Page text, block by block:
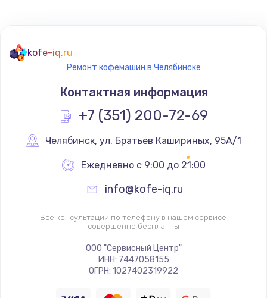
kofe-iq.ru
Ремонт кофемашин в Челябинске
Контактная информация
+7 (351) 200-72-69
Челябинск, ул. Братьев Кашириных, 95А/1
Ежедневно с 9:00 до 21:00
info@kofe-iq.ru
Все консультации по телефону в нашем сервисе
совершенно бесплатны
ООО "Сервисный Центр"
ИНН: 7447058155
ОГРН: 1027402319922